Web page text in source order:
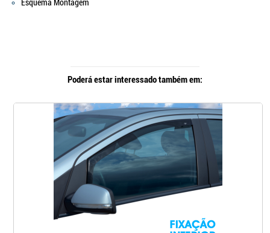
Esquema Montagem
Poderá estar interessado também em: